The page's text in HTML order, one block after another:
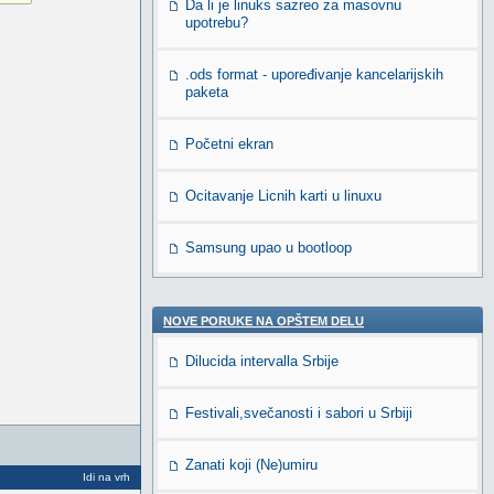
Idi na vrh
Da li je linuks sazreo za masovnu
upotrebu?
.ods format - upoređivanje kancelarijskih
paketa
Početni ekran
Ocitavanje Licnih karti u linuxu
Samsung upao u bootloop
NOVE PORUKE NA OPŠTEM DELU
Dilucida intervalla Srbije
Festivali,svečanosti i sabori u Srbiji
Zanati koji (Ne)umiru